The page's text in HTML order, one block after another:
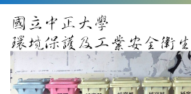
到
主
要
內
容